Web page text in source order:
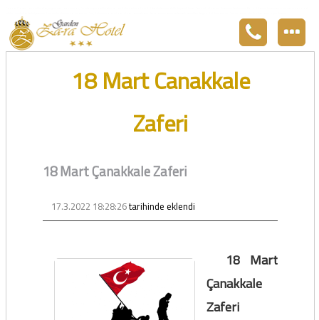
18 Mart Canakkale
Zaferi
18 Mart Çanakkale Zaferi
17.3.2022 18:28:26tarihinde eklendi
18 Mart
Çanakkale
Zaferi